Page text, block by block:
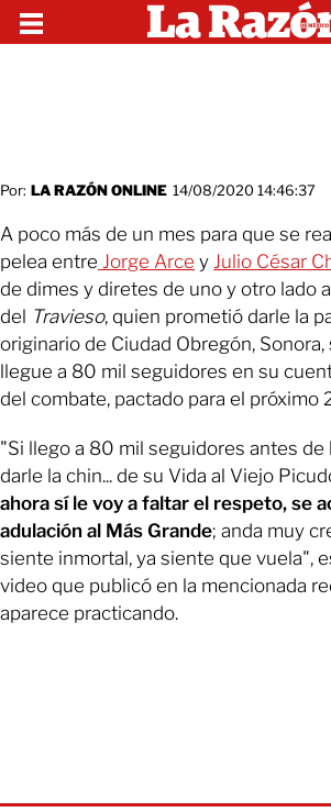
Por: LA RAZÓN ONLINE 14/08/2020 14:46:37
A poco más de un mes para que se
pelea entre Jorge Arce y Julio César
de dimes y diretes de uno y otro lado
del Travieso, quien prometió darle la
originario de Ciudad Obregón,
llegue a 80 mil seguidores en su
del combate, pactado para el próximo
"Si llego a 80 mil seguidores antes de
darle la chin... de su Vida al Viejo
ahora sí le voy a faltar el respeto, se
adulación al Más Grande; anda muy
siente inmortal, ya siente que vuela",
video que publicó en la mencionada
aparece practicando.